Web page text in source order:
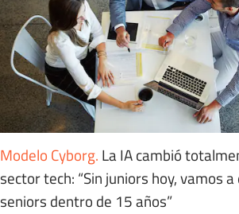
Modelo Cyborg. La IA cambió
sector tech: “Sin juniors hoy, vamos
seniors dentro de 15 años”